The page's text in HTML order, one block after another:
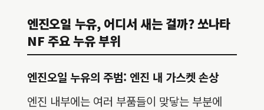
엔진오일 누유, 어디서 새는 걸까? 쏘나타
NF 주요 누유 부위
엔진오일 누유의 주범: 엔진 내 가스켓 손상
엔진 내부에는 여러 부품들이 맞닿는 부분에